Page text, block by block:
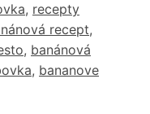
, recepty
recept,
, banánová
, bananove